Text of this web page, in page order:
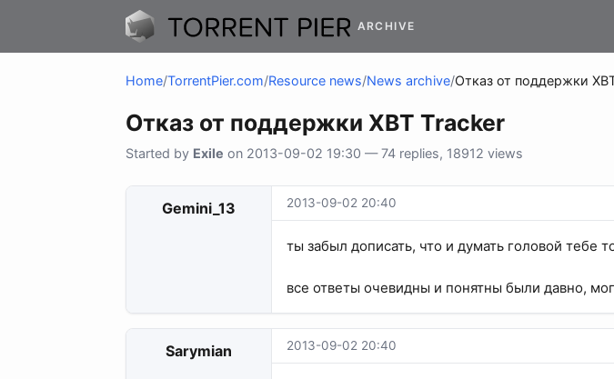
ARCHIVE
Home/TorrentPier.com/Resource news/News archive/Отказ от поддержки
Отказ от поддержки XBT Tracker
Started by Exile on 2013-09-02 19:30 — 74 replies, 18912 views
Gemini_13 2013-09-02 20:40
ты забыл дописать, что и думать головой тебе
все ответы очевидны и понятны были давно,
Sarymian 2013-09-02 20:40